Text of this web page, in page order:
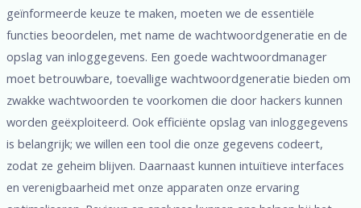
geïnformeerde keuze te maken, moeten we de essentiële
functies beoordelen, met name de wachtwoordgeneratie en de
opslag van inloggegevens. Een goede wachtwoordmanager
moet betrouwbare, toevallige wachtwoordgeneratie bieden om
zwakke wachtwoorden te voorkomen die door hackers kunnen
worden geëxploiteerd. Ook efficiënte opslag van inloggegevens
is belangrijk; we willen een tool die onze gegevens codeert,
zodat ze geheim blijven. Daarnaast kunnen intuïtieve interfaces
en verenigbaarheid met onze apparaten onze ervaring